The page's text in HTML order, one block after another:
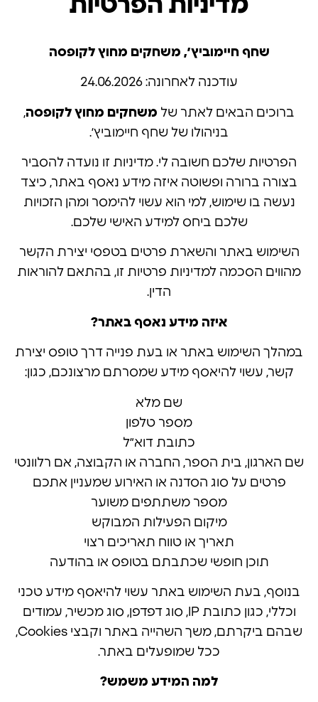
מדיניות הפרטיות
שחף חיימוביץ׳, משחקים מחוץ לקופסה
עודכנה לאחרונה: 24.06.2026
ברוכים הבאים לאתר של משחקים מחוץ לקופסה,
בניהולו של שחף חיימוביץ׳.
הפרטיות שלכם חשובה לי. מדיניות זו נועדה להסביר
בצורה ברורה ופשוטה איזה מידע נאסף באתר, כיצד
נעשה בו שימוש, למי הוא עשוי להימסר ומהן הזכויות
שלכם ביחס למידע האישי שלכם.
השימוש באתר והשארת פרטים בטפסי יצירת הקשר
מהווים הסכמה למדיניות פרטיות זו, בהתאם להוראות
הדין.
איזה מידע נאסף באתר?
במהלך השימוש באתר או בעת פנייה דרך טופס יצירת
קשר, עשוי להיאסף מידע שמסרתם מרצונכם, כגון:
שם מלא
מספר טלפון
כתובת דוא״ל
שם הארגון, בית הספר, החברה או הקבוצה, אם רלוונטי
פרטים על סוג הסדנה או האירוע שמעניין אתכם
מספר משתתפים משוער
מיקום הפעילות המבוקש
תאריך או טווח תאריכים רצוי
תוכן חופשי שכתבתם בטופס או בהודעה
בנוסף, בעת השימוש באתר עשוי להיאסף מידע טכני
וכללי, כגון כתובת IP, סוג דפדפן, סוג מכשיר, עמודים
שבהם ביקרתם, משך השהייה באתר וקבצי Cookies,
ככל שמופעלים באתר.
למה המידע משמש?